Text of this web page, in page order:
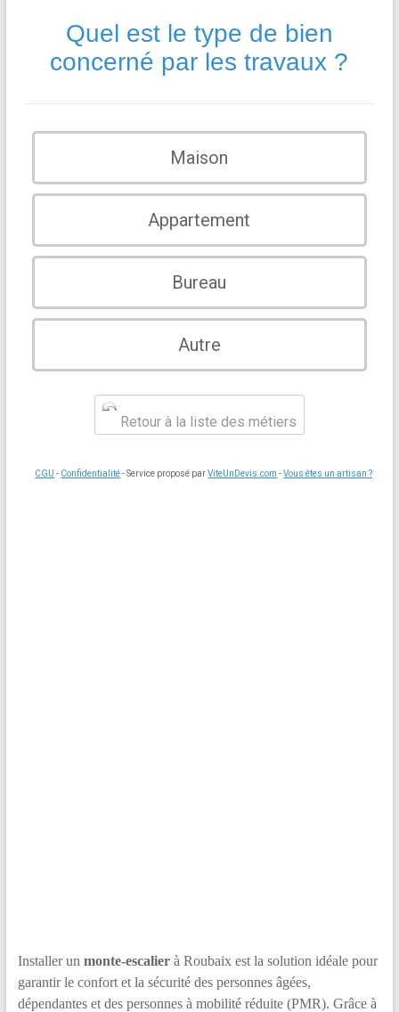
Quel est le type de bien
concerné par les travaux ?
Maison
Appartement
Bureau
Autre
Retour à la liste des métiers
CGU - Confidentialité- Service proposé parViteUnDevis.com -Vous êtes un artisan ?
Installer un monte-escalierà Roubaix est la solution idéale pour
garantir le confort et la sécurité des personnes âgées,
dépendantes et des personnes à mobilité réduite (PMR). Grâce à